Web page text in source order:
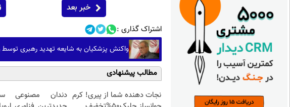
خبر بعد
اشتراک گذاری :
واکنش پزشکیان به شایعه تهدید رهبری
مطالب پیشنهادی
نجات دهنده شما از پیری! کرم دندان مصنوعی